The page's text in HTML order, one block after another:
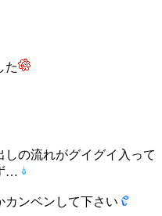
た
の流れがグイグイ入って
…
カンベンして下さい